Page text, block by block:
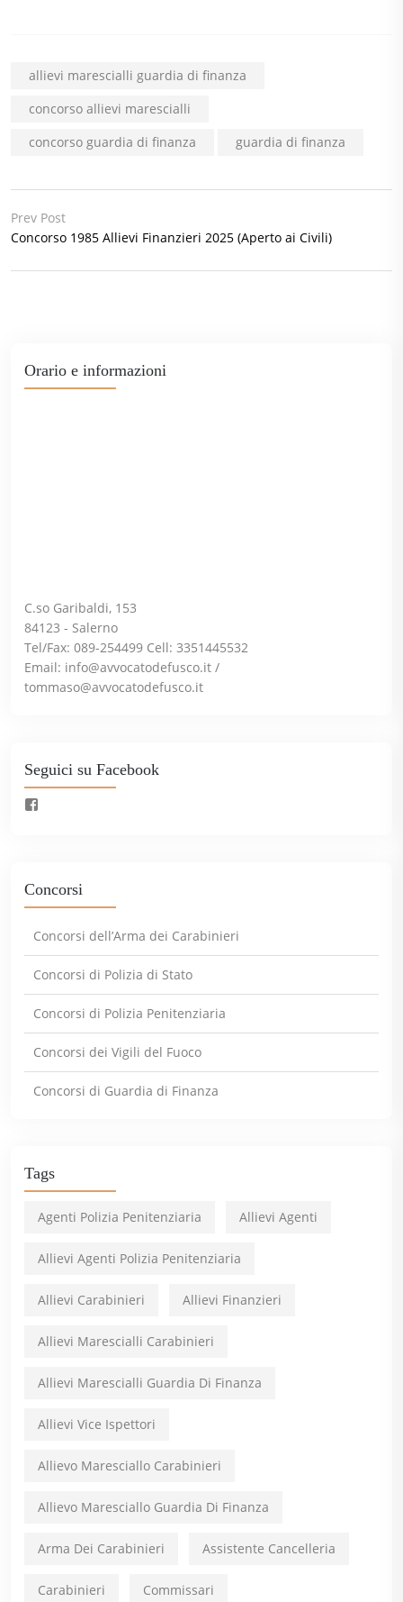
allievi marescialli guardia di finanza
concorso allievi marescialli
concorso guardia di finanza
guardia di finanza
Prev Post
Concorso 1985 Allievi Finanzieri 2025 (Aperto ai Civili)
Orario e informazioni
C.so Garibaldi, 153
84123 - Salerno
Tel/Fax: 089-254499 Cell: 3351445532
Email: info@avvocatodefusco.it /
tommaso@avvocatodefusco.it
Seguici su Facebook
Concorsi
Concorsi dell’Arma dei Carabinieri
Concorsi di Polizia di Stato
Concorsi di Polizia Penitenziaria
Concorsi dei Vigili del Fuoco
Concorsi di Guardia di Finanza
Tags
Agenti Polizia Penitenziaria Allievi Agenti
Allievi Agenti Polizia Penitenziaria
Allievi Carabinieri Allievi Finanzieri
Allievi Marescialli Carabinieri
Allievi Marescialli Guardia Di Finanza
Allievi Vice Ispettori
Allievo Maresciallo Carabinieri
Allievo Maresciallo Guardia Di Finanza
Arma Dei Carabinieri Assistente Cancelleria
Carabinieri Commissari